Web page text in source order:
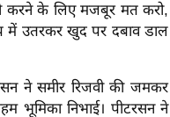
करने के लिए मजबूर मत करो,
में उतरकर खुद पर दबाव डाल
ने समीर रिजवी की जमकर
भूमिका निभाई। पीटरसन ने